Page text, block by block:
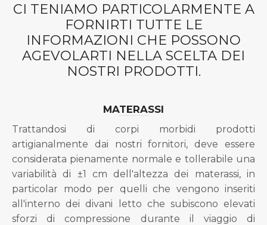
CI TENIAMO PARTICOLARMENTE A
FORNIRTI TUTTE LE
INFORMAZIONI CHE POSSONO
AGEVOLARTI NELLA SCELTA DEI
NOSTRI PRODOTTI.
MATERASSI
Trattandosi di corpi morbidi prodotti
artigianalmente dai nostri fornitori, deve essere
considerata pienamente normale e tollerabile una
variabilità di ±1 cm dell'altezza dei materassi, in
particolar modo per quelli che vengono inseriti
all'interno dei divani letto che subiscono elevati
sforzi di compressione durante il viaggio di